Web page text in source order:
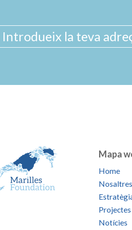
Mapa
Home
Nosaltres
Projectes
Notícies